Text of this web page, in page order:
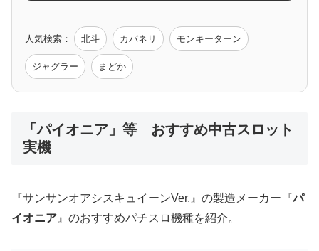
モンハン バイオ ペルソナ
値下げ台
人気検索： 北斗 カバネリ モンキーターン
ジャグラー まどか
「パイオニア」等 おすすめ中古スロット
実機
『サンサンオアシスキュイーンVer.』の製造メーカー『パ
イオニア 』のおすすめパチスロ機種を紹介。